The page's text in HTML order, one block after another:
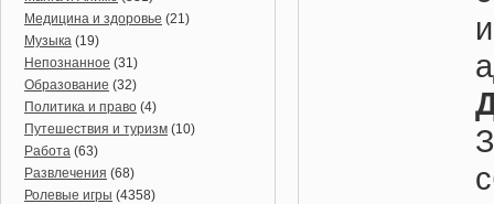
Медицина и здоровье (21)
Музыка (19)
Непознанное (31)
Образование (32)
Политика и право (4)
Путешествия и туризм (10)
Работа (63)
Развлечения (68)
Ролевые игры (4358)